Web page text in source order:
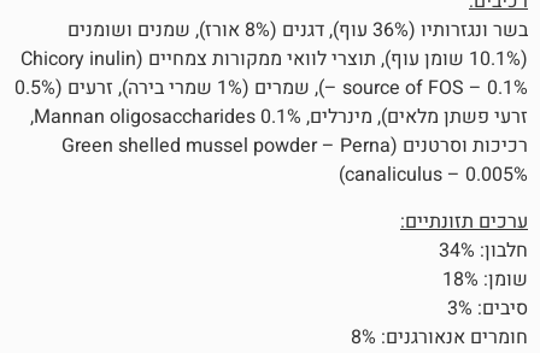
בשר ונגזרותיו (36% עוף), דגנים (8% אורז), שמנים ושומנים
(10.1% שומן עוף), תוצרי לוואי ממקורות צמחיים (Chicory inulin
– source of FOS – 0.1%), שמרים (1% שמרי בירה), זרעים (0.5%
זרעי פשתן מלאים), מינרלים, Mannan oligosaccharides 0.1%,
רכיכות וסרטנים (Green shelled mussel powder – Perna
8%